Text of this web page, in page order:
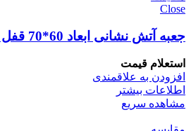
Close
جعبه آتش نشانی ابعاد 60*70 قفل در پروانه ای
استعلام قیمت
افزودن به علاقمندی
اطلاعات بیشتر
مشاهده سریع